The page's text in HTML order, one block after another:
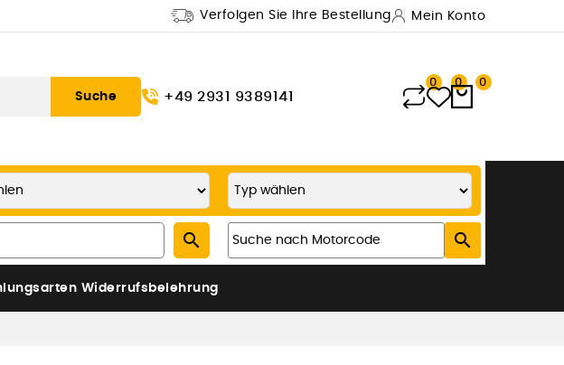
Verfolgen Sie Ihre Bestellung Mein Konto
Suche +49 2931 9389141
0 0 0
 
Widerrufsbelehrung